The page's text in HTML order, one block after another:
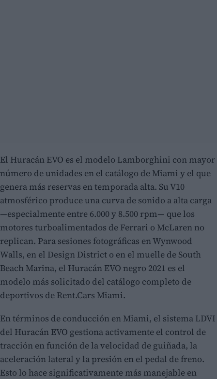
El Huracán EVO es el modelo Lamborghini con mayor
número de unidades en el catálogo de Miami y el que
genera más reservas en temporada alta. Su V10
atmosférico produce una curva de sonido a alta carga
—especialmente entre 6.000 y 8.500 rpm— que los
motores turboalimentados de Ferrari o McLaren no
replican. Para sesiones fotográficas en Wynwood
Walls, en el Design District o en el muelle de South
Beach Marina, el Huracán EVO negro 2021 es el
modelo más solicitado del catálogo completo de
deportivos de Rent.Cars Miami.
En términos de conducción en Miami, el sistema LDVI
del Huracán EVO gestiona activamente el control de
tracción en función de la velocidad de guiñada, la
aceleración lateral y la presión en el pedal de freno.
Esto lo hace significativamente más manejable en